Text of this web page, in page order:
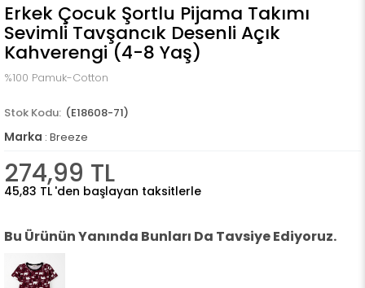
Erkek Çocuk Şortlu Pijama Takımı
Sevimli Tavşancık Desenli Açık
Kahverengi (4-8 Yaş)
%100 Pamuk-Cotton
(E18608-71)
Marka : Breeze
274,99 TL
45,83 TL 'den başlayan taksitlerle
Bu Ürünün Yanında Bunları Da Tavsiye Ediyoruz.